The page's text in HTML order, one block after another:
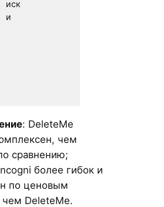
иск
и
: DeleteMe
чем
сравнению;
более гибок и
по ценовым
DeleteMe.